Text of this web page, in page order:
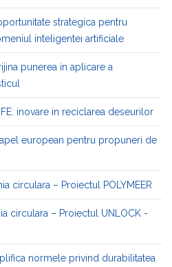
strategica pentru
inteligentei artificiale
punerea in aplicare a
inovare in reciclarea deseurilor
european pentru propuneri de
circulara – Proiectul POLYMEER
circulara – Proiectul UNLOCK -
normele privind durabilitatea